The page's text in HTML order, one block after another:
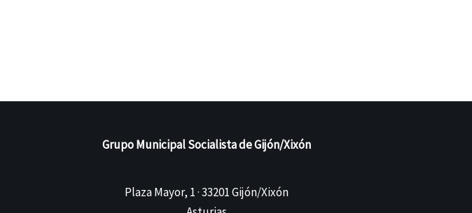
Grupo Municipal Socialista de Gijón/Xixón
Plaza Mayor, 1 · 33201 Gijón/Xixón